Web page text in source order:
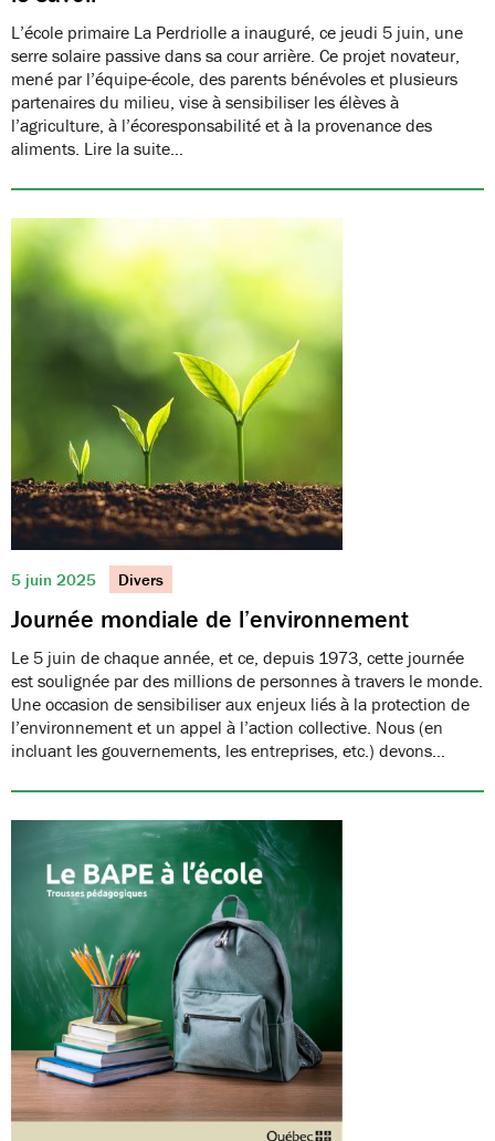
L’école primaire La Perdriolle a inauguré, ce jeudi 5 juin, une
serre solaire passive dans sa cour arrière. Ce projet novateur,
mené par l’équipe-école, des parents bénévoles et plusieurs
partenaires du milieu, vise à sensibiliser les élèves à
l’agriculture, à l’écoresponsabilité et à la provenance des
aliments. Lire la suite…
5 juin 2025 Divers
Journée mondiale de l’environnement
Le 5 juin de chaque année, et ce, depuis 1973, cette journée
est soulignée par des millions de personnes à travers le monde.
Une occasion de sensibiliser aux enjeux liés à la protection de
l’environnement et un appel à l’action collective. Nous (en
incluant les gouvernements, les entreprises, etc.) devons…